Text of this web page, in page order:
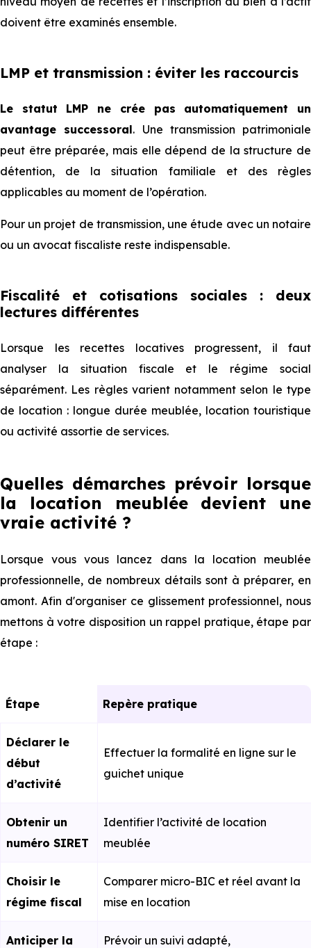
doivent être examinés ensemble.
LMP et transmission : éviter les raccourcis
Le statut LMP ne crée pas automatiquement un
avantage successoral. Une transmission patrimoniale
peut être préparée, mais elle dépend de la structure de
détention, de la situation familiale et des règles
applicables au moment de l’opération.
Pour un projet de transmission, une étude avec un notaire
ou un avocat fiscaliste reste indispensable.
Fiscalité et cotisations sociales : deux
lectures différentes
Lorsque les recettes locatives progressent, il faut
analyser la situation fiscale et le régime social
séparément. Les règles varient notamment selon le type
de location : longue durée meublée, location touristique
ou activité assortie de services.
Quelles démarches prévoir lorsque
la location meublée devient une
vraie activité ?
Lorsque vous vous lancez dans la location meublée
professionnelle, de nombreux détails sont à préparer, en
amont. Afin d'organiser ce glissement professionnel, nous
mettons à votre disposition un rappel pratique, étape par
étape :
Étape Repère pratique
Déclarer le
début
d’activité
Effectuer la formalité en ligne sur le
guichet unique
Obtenir un
numéro SIRET
Identifier l’activité de location
meublée
Choisir le
régime fiscal
Comparer micro-BIC et réel avant la
mise en location
Anticiper la
Prévoir un suivi adapté,